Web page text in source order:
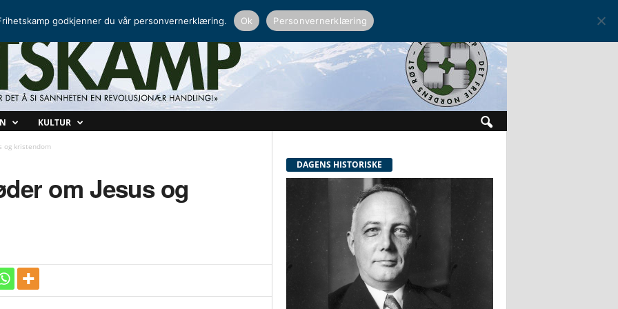
KULTUR
og kristendom
om Jesus og
DAGENS HISTORISKE
godkjenner du vår personvernerklæring. Ok Personvernerklæring